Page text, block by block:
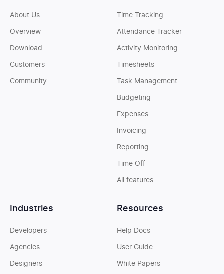
Time Tracking
Attendance Tracker
Activity Monitoring
Timesheets
Task Management
Budgeting
Expenses
Invoicing
Reporting
Time Off
All features
Industries
Developers
Agencies
Designers
Resources
Help Docs
User Guide
White Papers
About Us
Overview
Download
Customers
Community